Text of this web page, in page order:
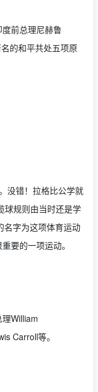
度前总理尼赫鲁
的和平共处五项原
没错！拉格比公学就
球规则由当时还是学
名字为这项体育运动
要的一项运动。
William
Carroll等。